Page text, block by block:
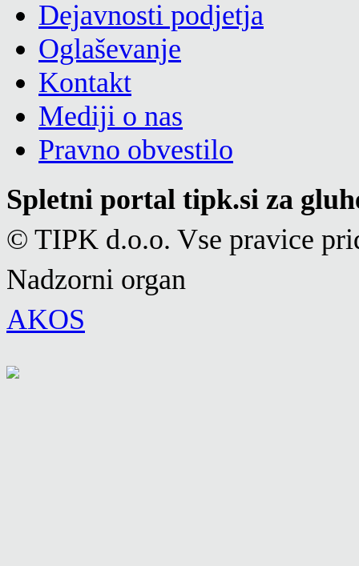
Dejavnosti podjetja
Oglaševanje
Kontakt
Mediji o nas
Pravno obvestilo
Spletni portal tipk.si za
© TIPK d.o.o. Vse pravice
Nadzorni organ
AKOS